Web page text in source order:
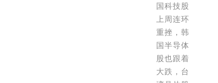
国科技股
上周连环
重挫，韩
国半导体
股也跟着
大跌，台